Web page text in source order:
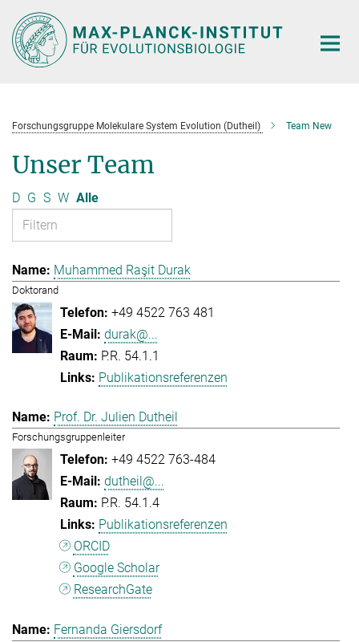
Hauptinhalt
Forschungsgruppe Molekulare System Evolution (Dutheil) Team New
Unser Team
D G S W Alle
Muhammed Raşit Durak
Doktorand
+49 4522 763 481
durak@...
P.R. 54.1.1
Publikationsreferenzen
Prof. Dr. Julien Dutheil
Forschungsgruppenleiter
+49 4522 763-484
dutheil@...
P.R. 54.1.4
Publikationsreferenzen
ORCID
Google Scholar
ResearchGate
Fernanda Giersdorf